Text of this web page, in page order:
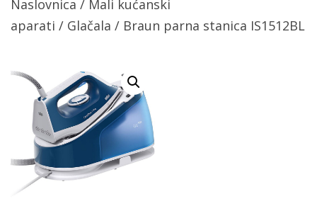
Naslovnica / Mali kućanski
aparati / Glačala / Braun parna stanica IS1512BL